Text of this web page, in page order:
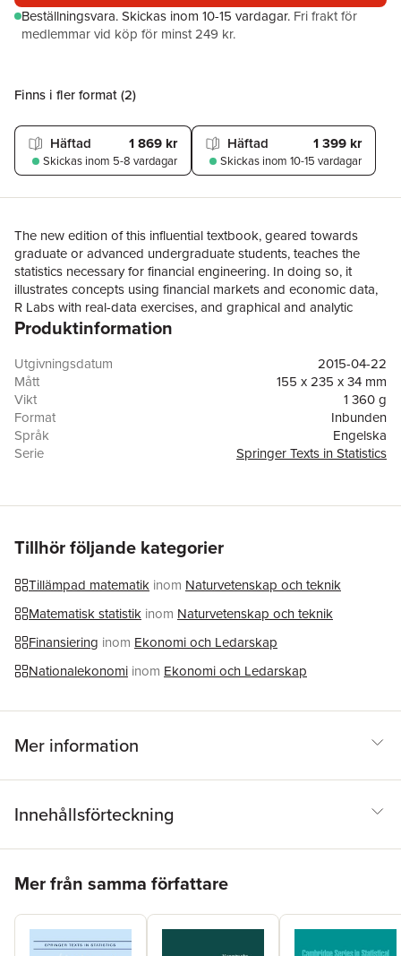
Beställningsvara.Skickas inom 10-15 vardagar. Fri frakt för
medlemmar vid köp för minst 249 kr.
Finns i fler format (2)
Häftad 1 869 kr
Skickas inom 5-8 vardagar
Häftad 1 399 kr
Skickas inom 10-15 vardagar
The new edition of this influential textbook, geared towards
graduate or advanced undergraduate students, teaches the
statistics necessary for financial engineering. In doing so, it
illustrates concepts using financial markets and economic data,
R Labs with real-data exercises, and graphical and analytic
methods for modeling and diagnosing modeling errors. These
access to enormous quantities of data. To make use of this data,
the powerful methods in this book for working with quantitative
information, particularly about volatility and risks, are essential.
Strengths of this fully-revised edition include major additions to
the R code and the advanced topics covered. Individual
chapters cover, among other topics, multivariate distributions,
statistics and probability, matrices and linear algebra, and
linear algebra. Practicing financial engineers will also find this
book of interest.
Produktinformation
Utgivningsdatum
2015-04-22
Mått
155 x 235 x 34 mm
Vikt
1 360 g
Format
Inbunden
Språk
Engelska
Serie
Springer Texts in Statistics
Förlag
Springer-Verlag New York Inc.
Tillhör följande kategorier
Tillämpad matematik inom Naturvetenskap och teknik
Matematisk statistik inom Naturvetenskap och teknik
Finansiering inom Ekonomi och Ledarskap
Nationalekonomi inom Ekonomi och Ledarskap
Mer information
Innehållsförteckning
Mer från samma författare